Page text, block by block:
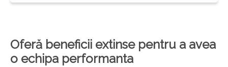
Oferă beneficii extinse pentru a avea
o echipa performanta